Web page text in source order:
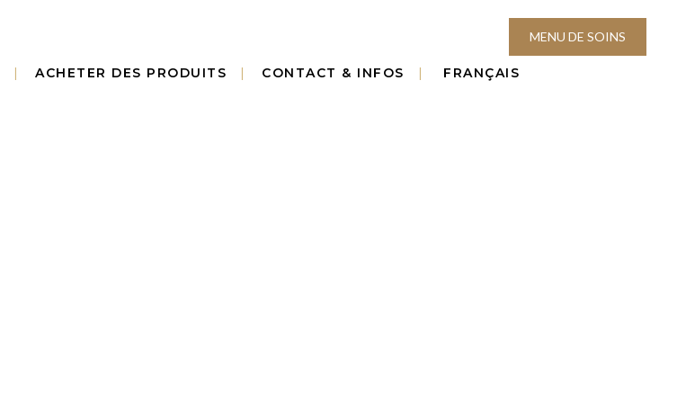
MENU DE SOINS
ACHETER DES PRODUITS CONTACT & INFOS FRANÇAIS